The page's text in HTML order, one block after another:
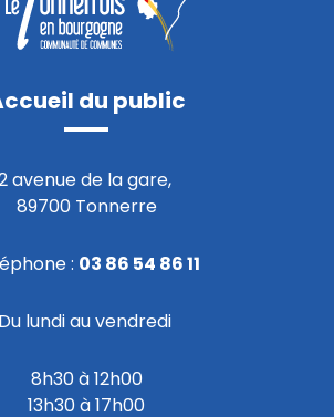
du public
avenue de la gare,
89700 Tonnerre
: 03 86 54 86 11
Du lundi au vendredi
8h30 à 12h00
13h30 à 17h00